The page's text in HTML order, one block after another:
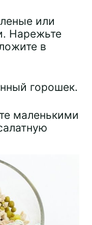
или
Нарежьте
в
горошек.
маленькими